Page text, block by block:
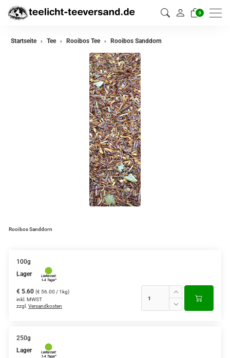
0
zurück
Grüner Tee aus Japan
Teemischungen
Verschiedene Anbaugebiete
Yogi - und Beuteltee
Startseite Tee Rooibos Tee Rooibos Sanddorn
Rooibos Sanddorn
100g
Lager
€ 5.60 (€ 56.00 / 1kg)
inkl. MWST
zzgl. Versandkosten
250g
Lager